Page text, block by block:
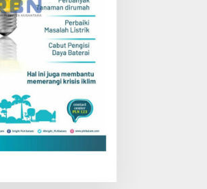
Tak